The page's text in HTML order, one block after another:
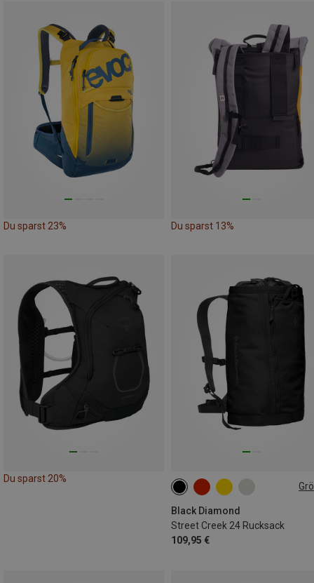
Du sparst 23% Du sparst 13%
Du sparst 20%
Black Diamond
Street Creek 24 Rucksack
109,95 €
24L